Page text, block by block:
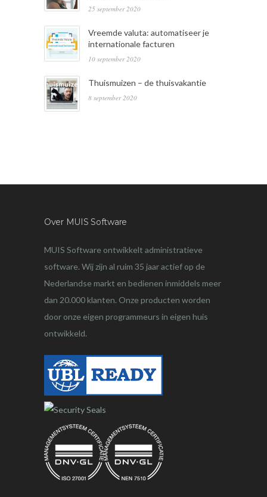
25 september 2020
Vreemde valuta: automatiseer je
internationale facturen
10 september 2020
Thuismuizen – de thuisvakantie
8 september 2020
Over MUIS Software
MUIS Software ontwikkelt administratieve
software. Wij zijn al ruim 35 jaar actief op de
Nederlandse markt en bedienen inmiddels meer
dan 20.000 klanten. Onze producten worden
door onze eigen programmeurs in eigen huis
ontwikkeld.